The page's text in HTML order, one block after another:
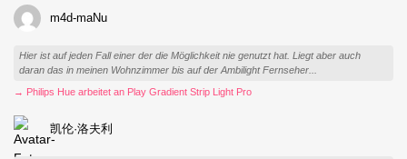
m4d-maNu
Hier ist auf jeden Fall einer der die Möglichkeit nie genutzt hat. Liegt aber auch
daran das in meinen Wohnzimmer bis auf der Ambilight Fernseher...
→ Philips Hue arbeitet an Play Gradient Strip Light Pro
凯伦·洛夫利